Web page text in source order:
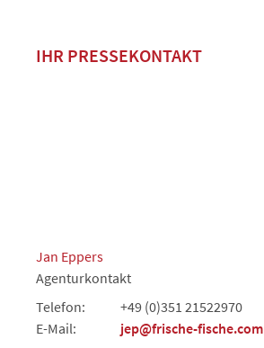
IHR PRESSEKONTAKT
Jan Eppers
Agenturkontakt
Telefon:
+49 (0)351 21522970
E-Mail:
jep@frische-fische.com